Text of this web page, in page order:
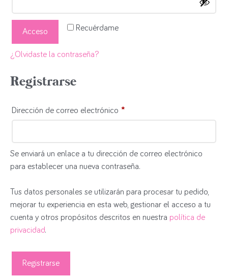
Recuérdame
Acceso
¿Olvidaste la contraseña?
Registrarse
Dirección de correo electrónico *
Se enviará un enlace a tu dirección de correo electrónico
para establecer una nueva contraseña.
Tus datos personales se utilizarán para procesar tu pedido,
mejorar tu experiencia en esta web, gestionar el acceso a tu
cuenta y otros propósitos descritos en nuestra política de
privacidad.
Registrarse